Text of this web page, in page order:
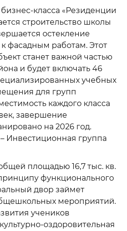
класса «Резиденции
строительство школы
остекление
фасадным работам. Этот
станет важной частью
и будет включать 46
учебных
для групп
каждого класса
завершение
на 2026 год.
Инвестиционная группа
площадью 16,7 тыс. кв.
функционального
двор займет
мероприятий.
учеников
оздоровительная